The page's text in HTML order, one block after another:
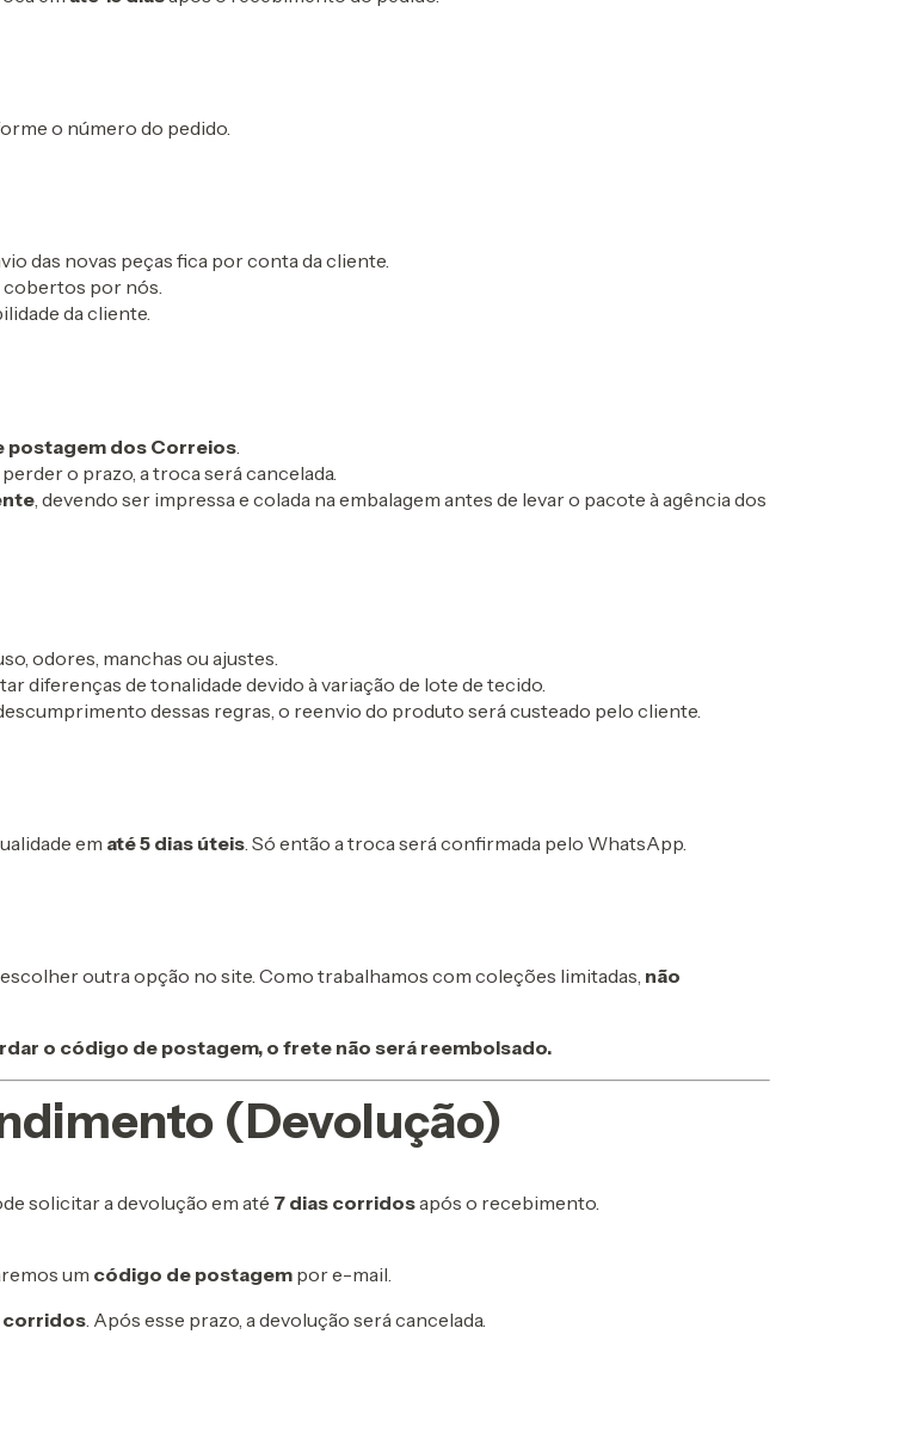
o número do pedido.
das novas peças fica por conta da cliente.
cobertos por nós.
da cliente.
postagem dos Correios
perder o prazo, a troca será cancelada.
, devendo ser impressa e colada na embalagem antes de levar o pacote à agência dos
odores, manchas ou ajustes.
diferenças de tonalidade devido à variação de lote de tecido.
dessas regras, o reenvio do produto será custeado pelo cliente.
em até 5 dias úteis . Só então a troca será confirmada pelo WhatsApp.
outra opção no site. Como trabalhamos com coleções limitadas, não
o código de postagem, o frete não será reembolsado.
(Devolução)
solicitar a devolução em até 7 dias corridosapós o recebimento.
um código de postagem por e-mail.
corridos. Após esse prazo, a devolução será cancelada.